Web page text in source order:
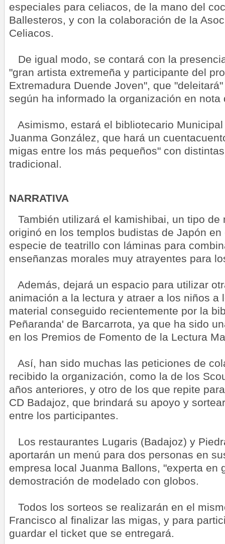
especiales para celiacos, de la mano del
Ballesteros, y con la colaboración de la
Celiacos.
De igual modo, se contará con la
"gran artista extremeña y participante del
Extremadura Duende Joven", que
según ha informado la organización en nota
Asimismo, estará el bibliotecario
Juanma González, que hará un
migas entre los más pequeños" con
tradicional.
NARRATIVA
También utilizará el kamishibai, un tipo de
originó en los templos budistas de Japón
especie de teatrillo con láminas para
enseñanzas morales muy atrayentes para
Además, dejará un espacio para utilizar
animación a la lectura y atraer a los niños a
material conseguido recientemente por la
Peñaranda' de Barcarrota, ya que ha sido
en los Premios de Fomento de la Lectura
Así, han sido muchas las peticiones de
recibido la organización, como la de los
años anteriores, y otro de los que repite
CD Badajoz, que brindará su apoyo y
entre los participantes.
Los restaurantes Lugaris (Badajoz) y
aportarán un menú para dos personas en
empresa local Juanma Ballons, "experta en
demostración de modelado con globos.
Todos los sorteos se realizarán en el
Francisco al finalizar las migas, y para
guardar el ticket que se entregará.